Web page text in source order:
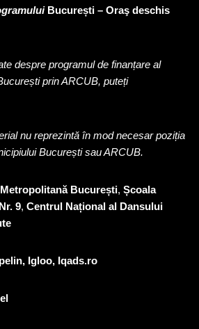
București – Oraş deschis
despre programul de finanțare al
prin ARCUB, puteți
nu reprezintă în mod necesar poziția
București sau ARCUB.
București, Școala
9, Centrul Național al Dansului
Igloo, Iqads.ro